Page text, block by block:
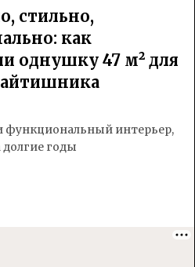
стильно,
как
однушку 47 м² для
интерьер,
годы